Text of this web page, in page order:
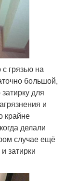
грязью на
большой,
для
и
крайне
делали
случае ещё
затирки